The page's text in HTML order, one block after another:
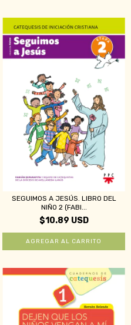
SEGUIMOS A JESÚS. LIBRO DEL
NIÑO 2 (FABI...
$10.89 USD